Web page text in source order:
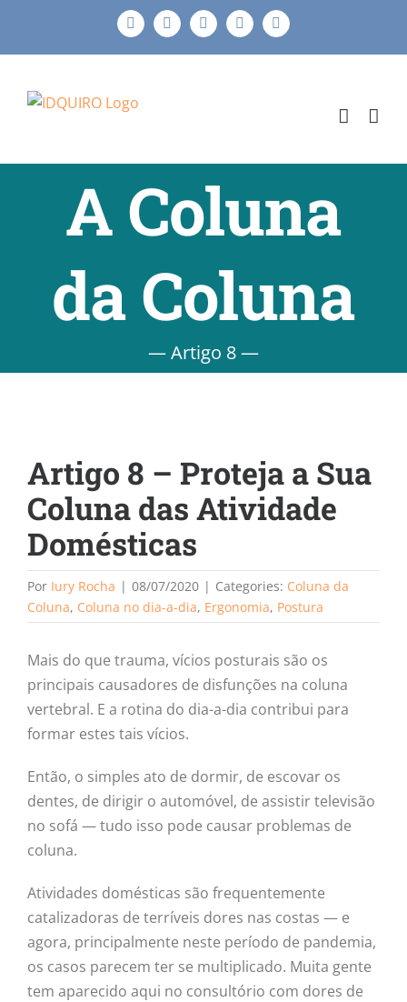
o
FacebookInstagram
X LinkedIn
E-
A Coluna
da Coluna
— Artigo 8 —
Artigo 8 – Proteja a Sua
Coluna das Atividade
Domésticas
Por Iury Rocha | 08/07/2020 | Categories: Coluna da
Coluna, Coluna no dia-a-dia, Ergonomia, Postura
Mais do que trauma, vícios posturais são os
principais causadores de disfunções na coluna
vertebral. E a rotina do dia-a-dia contribui para
formar estes tais vícios.
Então, o simples ato de dormir, de escovar os
dentes, de dirigir o automóvel, de assistir televisão
no sofá — tudo isso pode causar problemas de
coluna.
Atividades domésticas são frequentemente
catalizadoras de terríveis dores nas costas — e
agora, principalmente neste período de pandemia,
os casos parecem ter se multiplicado. Muita gente
tem aparecido aqui no consultório com dores de